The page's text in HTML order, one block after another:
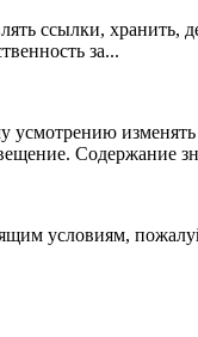
ссылки,
за...
усмотрению
Содержание
условиям,